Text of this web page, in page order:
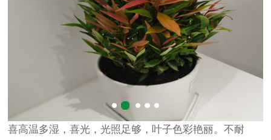
喜高温多湿，喜光，光照足够，叶子色彩艳丽。不耐